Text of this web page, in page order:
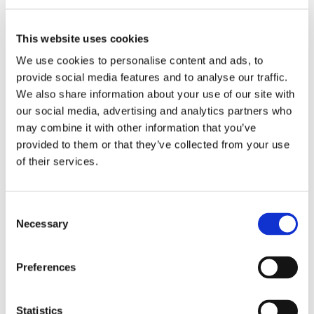
This website uses cookies
We use cookies to personalise content and ads, to
provide social media features and to analyse our traffic.
We also share information about your use of our site with
our social media, advertising and analytics partners who
may combine it with other information that you’ve
provided to them or that they’ve collected from your use
of their services.
Selection
Necessary
Preferences
Statistics
pressade kostnader